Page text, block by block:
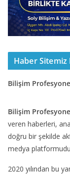
Haber Sitemiz
Bilişim
Bilişim
veren haberleri,
doğru bir şekilde
medya
2020 yılından bu